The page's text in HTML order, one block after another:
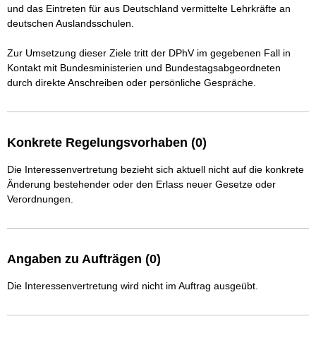
und das Eintreten für aus Deutschland vermittelte Lehrkräfte an
deutschen Auslandsschulen.
Zur Umsetzung dieser Ziele tritt der DPhV im gegebenen Fall in
Kontakt mit Bundesministerien und Bundestagsabgeordneten
Konkrete Regelungsvorhaben (0)
Die Interessenvertretung bezieht sich aktuell nicht auf die konkrete
Änderung bestehender oder den Erlass neuer Gesetze oder
Verordnungen.
Angaben zu Aufträgen (0)
Die Interessenvertretung wird nicht im Auftrag ausgeübt.